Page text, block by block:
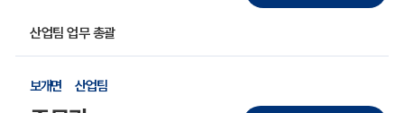
산업팀 업무 총괄
보개면 산업팀